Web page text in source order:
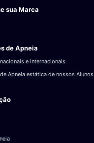
sua Marca
de Apneia
e internacionais
Apneia estática de nossos Alunos